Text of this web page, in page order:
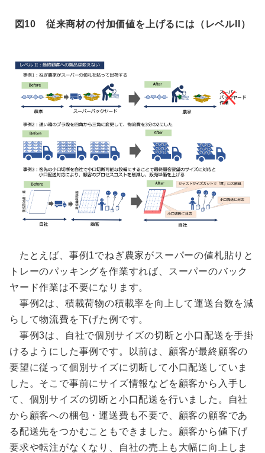
図10 従来商材の付加価値を上げるには（レベルII）
たとえば、事例1でねぎ農家がスーパーの値札貼りと
トレーのパッキングを作業すれば、スーパーのバック
ヤード作業は不要になります。
事例2は、積載荷物の積載率を向上して運送台数を減
らして物流費を下げた例です。
事例3は、自社で個別サイズの切断と小口配送を手掛
けるようにした事例です。以前は、顧客が最終顧客の
要望に従って個別サイズに切断して小口配送していま
した。そこで事前にサイズ情報などを顧客から入手し
て、個別サイズの切断と小口配送を行いました。自社
から顧客への梱包・運送費も不要で、顧客の顧客であ
る配送先をつかむこともできました。顧客から値下げ
要求や転注がなくなり、自社の売上も大幅に向上しま